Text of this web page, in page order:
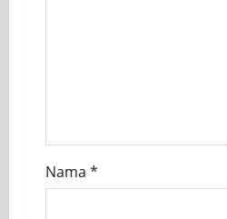
Nama *